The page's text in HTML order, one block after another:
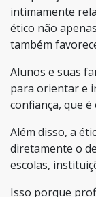
intimamente
ético não
também
Alunos e suas
para orientar e
confiança, que
Além disso, a
diretamente o
escolas,
Isso porque